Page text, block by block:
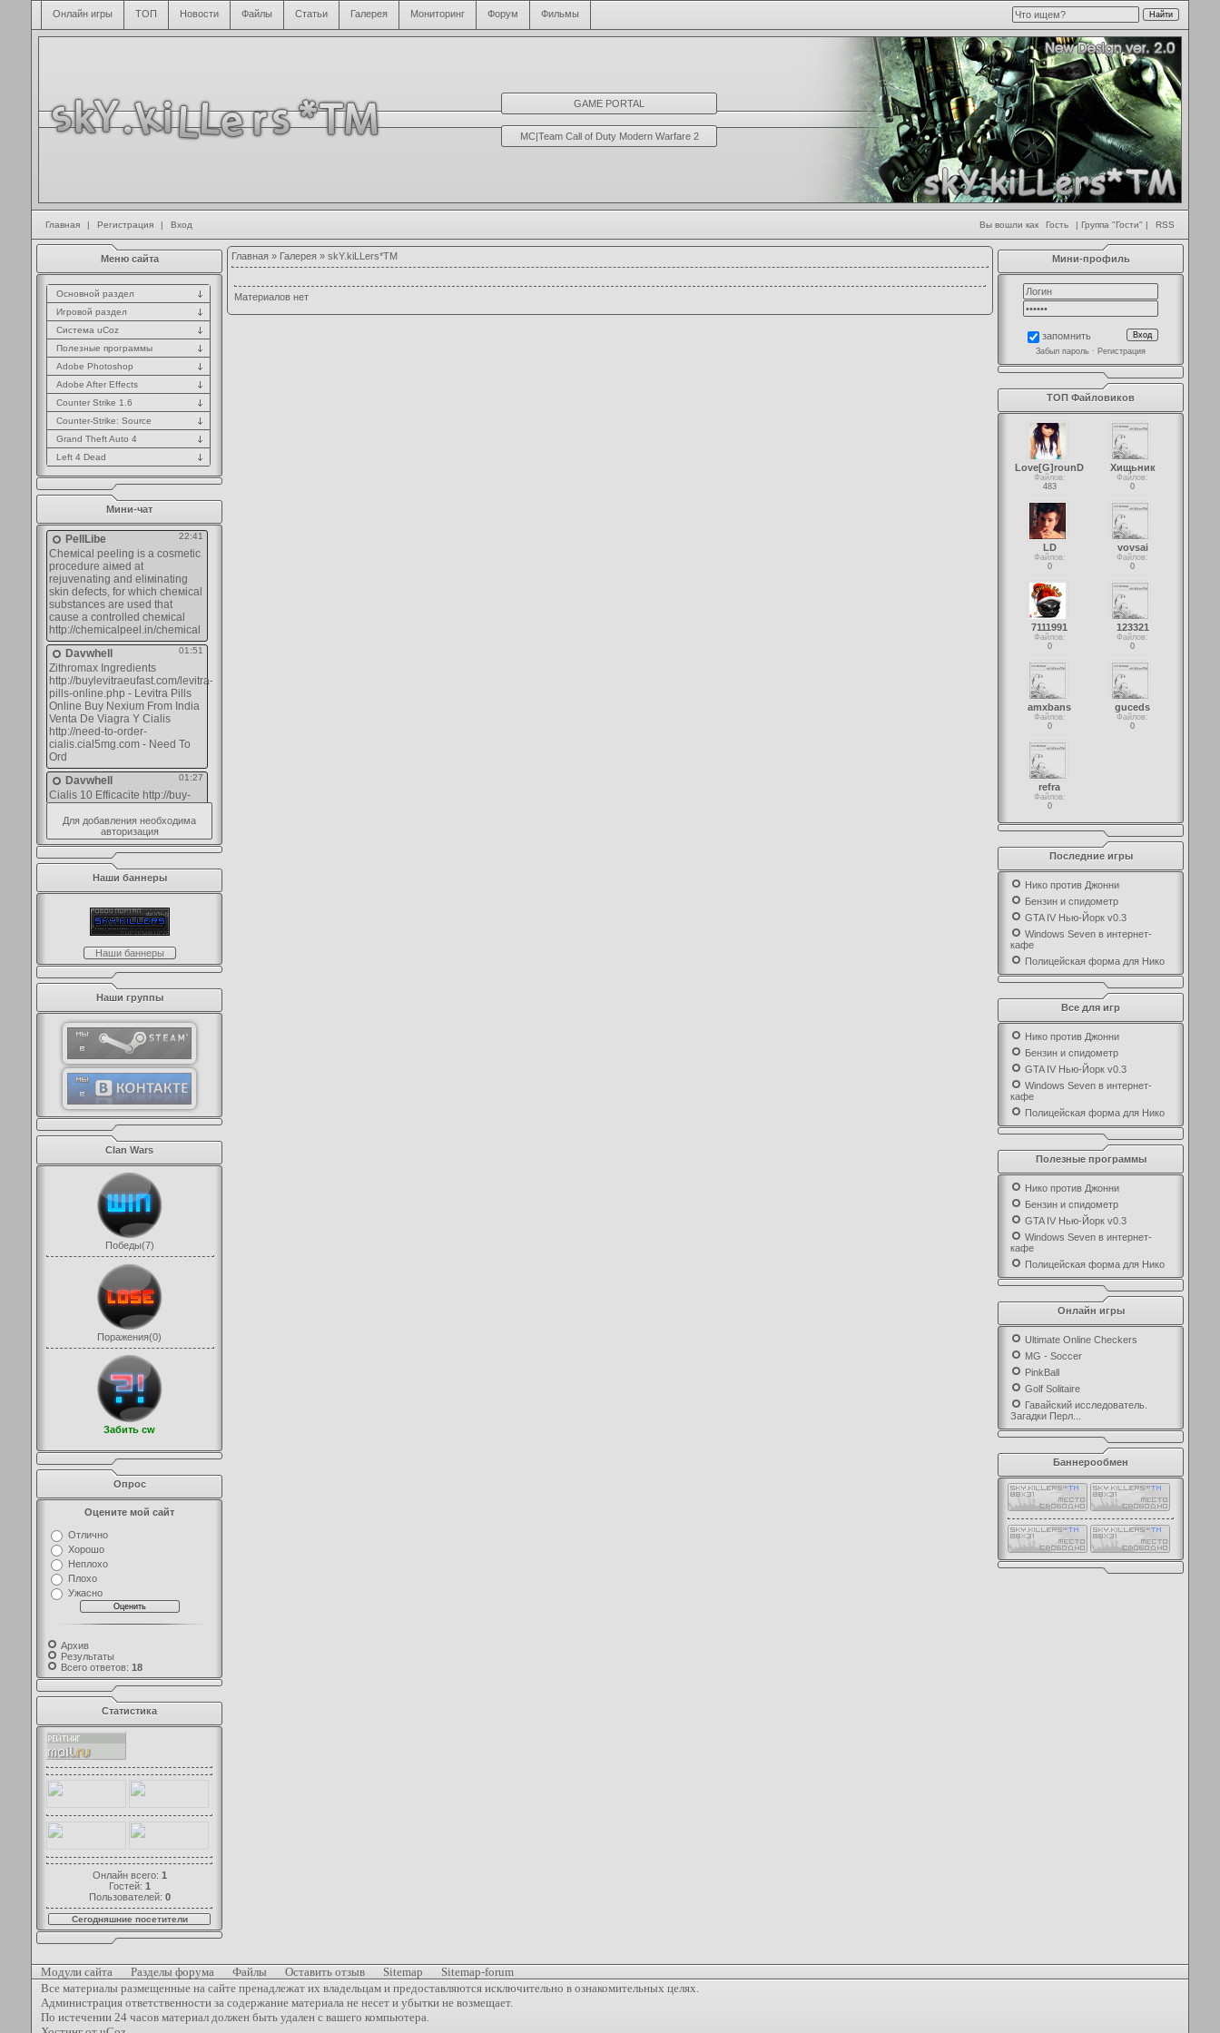
Онлайн игры ТОП Новости Файлы Статьи Галерея Мониторинг Форум Фильмы
GAME PORTAL
MC|Team Call of Duty Modern Warfare 2
Главная | Регистрация | Вход Вы вошли как Гость | Группа "Гости" | RSS
Меню сайта
Основной раздел
Игровой раздел
Система uCoz
Полезные программы
Adobe Photoshop
Adobe After Effects
Counter Strike 1.6
Counter-Strike: Source
Grand Theft Auto 4
Left 4 Dead
Мини-чат
Для добавления необходима
авторизация
Наши баннеры
Наши баннеры
Наши группы
Clan Wars
Победы(7)
Поражения(0)
Забить cw
Опрос
Оцените мой сайт
Отлично
Хорошо
Неплохо
Плохо
Ужасно
Архив
Результаты
Всего ответов: 18
Статистика
Онлайн всего: 1
Гостей: 1
Пользователей: 0
Сегодняшние посетители
Главная » Галерея » skY.kiLLers*TM
Материалов нет
Мини-профиль
запомнить
Забыл пароль · Регистрация
ТОП Файловиков
Love[G]rounD
Файлов:
483
Хищьник
Файлов:
0
LD
Файлов:
0
vovsai
Файлов:
0
7111991
Файлов:
0
123321
Файлов:
0
amxbans
Файлов:
0
guceds
Файлов:
0
refra
Файлов:
0
Последние игры
Нико против Джонни
Бензин и спидометр
GTA IV Нью-Йорк v0.3
Windows Seven в интернет-
кафе
Полицейская форма для Нико
Все для игр
Нико против Джонни
Бензин и спидометр
GTA IV Нью-Йорк v0.3
Windows Seven в интернет-
кафе
Полицейская форма для Нико
Полезные программы
Нико против Джонни
Бензин и спидометр
GTA IV Нью-Йорк v0.3
Windows Seven в интернет-
кафе
Полицейская форма для Нико
Онлайн игры
Ultimate Online Checkers
MG - Soccer
PinkBall
Golf Solitaire
Гавайский исследователь.
Загадки Перл...
Баннерообмен
Модули сайта Разделы форума Файлы Оставить отзыв Sitemap
Sitemap-forum
Все материалы размещенные на сайте пренадлежат их владельцам и предоставляются исключительно в ознакомительных целях.
Администрация ответственности за содержание материала не несет и убытки не возмещает.
По истечении 24 часов материал должен быть удален с вашего компьютера.